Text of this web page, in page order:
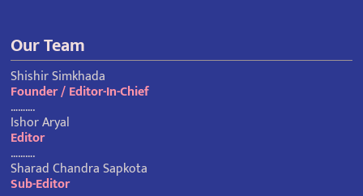
Our Team
Shishir Simkhada
Founder / Editor-In-Chief
……….
Ishor Aryal
Editor
……….
Sharad Chandra Sapkota
Sub-Editor